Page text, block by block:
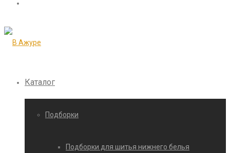
Каталог
Подборки
Подборки для шитья нижнего белья